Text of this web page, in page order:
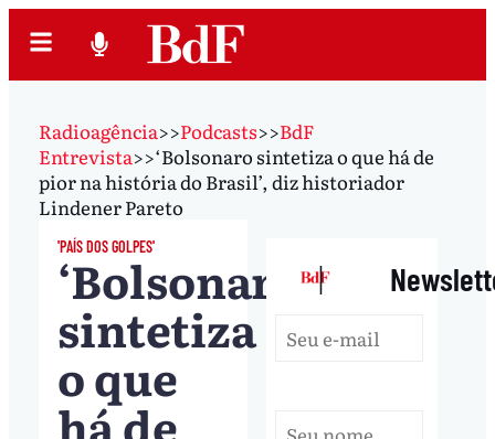
Radioagência>>Podcasts>>BdF
Entrevista>>‘Bolsonaro sintetiza o que há de
pior na história do Brasil’, diz historiador
Lindener Pareto
'PAÍS DOS GOLPES'
‘Bolsonaro
sintetiza
o que
há de
|